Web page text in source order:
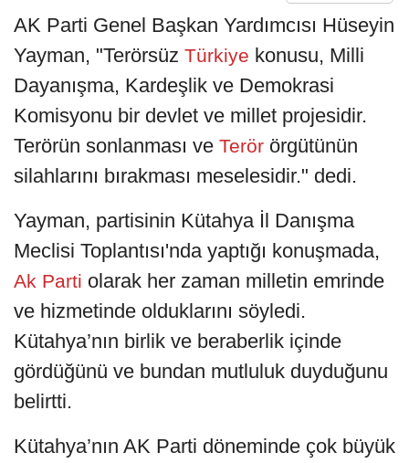
AK Parti Genel Başkan Yardımcısı Hüseyin
Yayman, "Terörsüz Türkiye konusu, Milli
Dayanışma, Kardeşlik ve Demokrasi
Komisyonu bir devlet ve millet projesidir.
Terörün sonlanması ve Terör örgütünün
silahlarını bırakması meselesidir." dedi.
Yayman, partisinin Kütahya İl Danışma
Meclisi Toplantısı'nda yaptığı konuşmada,
Ak Parti olarak her zaman milletin emrinde
ve hizmetinde olduklarını söyledi.
Kütahya’nın birlik ve beraberlik içinde
gördüğünü ve bundan mutluluk duyduğunu
belirtti.
Kütahya’nın AK Parti döneminde çok büyük